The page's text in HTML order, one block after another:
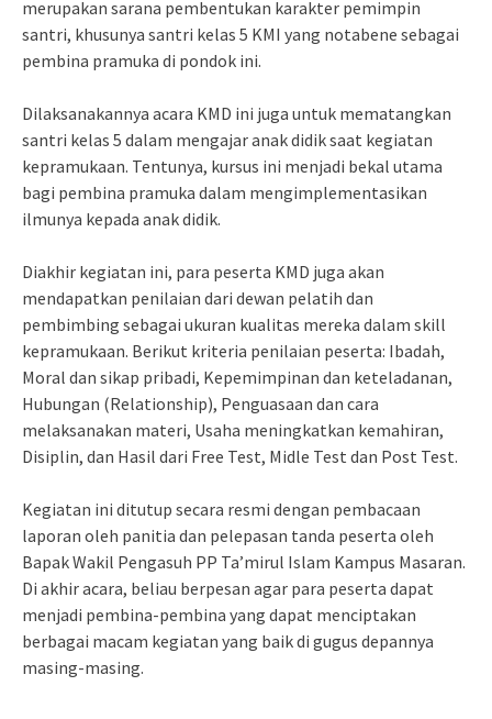
merupakan sarana pembentukan karakter pemimpin
santri, khusunya santri kelas 5 KMI yang notabene sebagai
pembina pramuka di pondok ini.
Dilaksanakannya acara KMD ini juga untuk mematangkan
santri kelas 5 dalam mengajar anak didik saat kegiatan
kepramukaan. Tentunya, kursus ini menjadi bekal utama
bagi pembina pramuka dalam mengimplementasikan
ilmunya kepada anak didik.
Diakhir kegiatan ini, para peserta KMD juga akan
mendapatkan penilaian dari dewan pelatih dan
pembimbing sebagai ukuran kualitas mereka dalam skill
kepramukaan. Berikut kriteria penilaian peserta: Ibadah,
Moral dan sikap pribadi, Kepemimpinan dan keteladanan,
Hubungan (Relationship), Penguasaan dan cara
melaksanakan materi, Usaha meningkatkan kemahiran,
Disiplin, dan Hasil dari Free Test, Midle Test dan Post Test.
Kegiatan ini ditutup secara resmi dengan pembacaan
laporan oleh panitia dan pelepasan tanda peserta oleh
Bapak Wakil Pengasuh PP Ta’mirul Islam Kampus Masaran.
Di akhir acara, beliau berpesan agar para peserta dapat
menjadi pembina-pembina yang dapat menciptakan
berbagai macam kegiatan yang baik di gugus depannya
masing-masing.